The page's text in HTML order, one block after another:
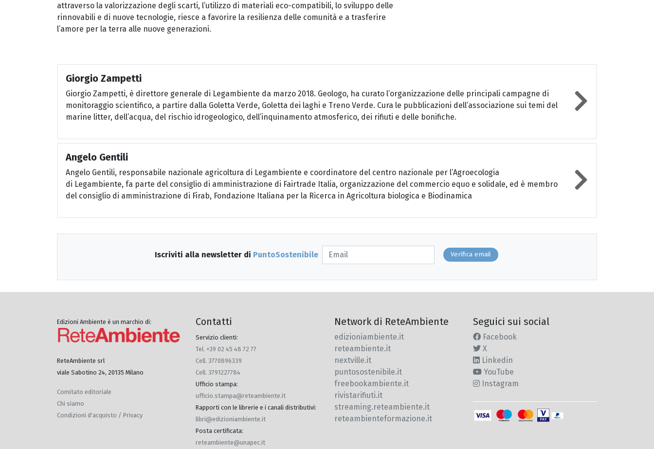
attraverso la valorizzazione degli scarti, l’utilizzo di materiali eco-compatibili, lo sviluppo delle
rinnovabili e di nuove tecnologie, riesce a favorire la resilienza delle comunità e a trasferire
l’amore per la terra alle nuove generazioni.
Giorgio Zampetti
Giorgio Zampetti, è direttore generale di Legambiente da marzo 2018. Geologo, ha curato l’organizzazione delle principali campagne di
monitoraggio scientifico, a partire dalla Goletta Verde, Goletta dei laghi e Treno Verde. Cura le pubblicazioni dell’associazione sui temi del
marine litter, dell’acqua, del rischio idrogeologico, dell’inquinamento atmosferico, dei rifiuti e delle bonifiche.
Angelo Gentili
Angelo Gentili, responsabile nazionale agricoltura di Legambiente e coordinatore del centro nazionale per l’Agroecologia
di Legambiente, fa parte del consiglio di amministrazione di Fairtrade Italia, organizzazione del commercio equo e solidale, ed è membro
del consiglio di amministrazione di Firab, Fondazione Italiana per la Ricerca in Agricoltura biologica e Biodinamica
Iscriviti alla newsletter di PuntoSostenibile Verifica email
Edizioni Ambiente è un marchio di:
ReteAmbiente srl
viale Sabotino 24, 20135 Milano
Comitato editoriale
Chi siamo
Condizioni d'acquisto / Privacy
Contatti
Servizio clienti:
Tel. +39 02 45 48 72 77
Cell. 3770896339
Cell. 3791227784
Ufficio stampa:
ufficio.stampa@reteambiente.it
Rapporti con le librerie e i canali distributivi:
libri@edizioniambiente.it
Posta certificata:
reteambiente@unapec.it
Network di ReteAmbiente
edizioniambiente.it
reteambiente.it
nextville.it
puntosostenibile.it
freebookambiente.it
rivistarifiuti.it
streaming.reteambiente.it
reteambienteformazione.it
Seguici sui social
Facebook
X
Linkedin
YouTube
Instagram